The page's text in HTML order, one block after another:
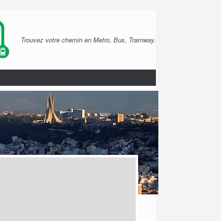
Trouvez votre chemin en Metro, Bus, Tramway.